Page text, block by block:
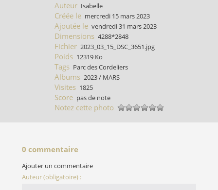
Auteur Isabelle
Créée le mercredi 15 mars 2023
Ajoutée le vendredi 31 mars 2023
Dimensions 4288*2848
Fichier 2023_03_15_DSC_3651.jpg
Poids 12319 Ko
Tags Parc des Cordeliers
Albums 2023/ MARS
Visites 1825
Score pas de note
Notez cette photo
0 commentaire
Ajouter un commentaire
Auteur (obligatoire) :